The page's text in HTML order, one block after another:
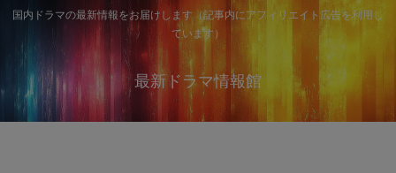
国内ドラマの最新情報をお届けします（記事内にアフィリエイト広告を利用し
ています）
最新ドラマ情報館